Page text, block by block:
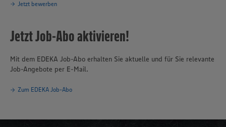
Jetzt bewerben
Jetzt Job-Abo aktivieren!
Mit dem EDEKA Job-Abo erhalten Sie aktuelle und für Sie relevante
Job-Angebote per E-Mail.
Zum EDEKA Job-Abo